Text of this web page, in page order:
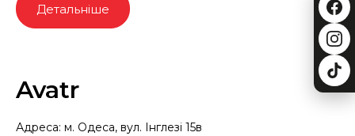
Детальніше
Avatr
Адреса: м. Одеса, вул. Інглезі 15в